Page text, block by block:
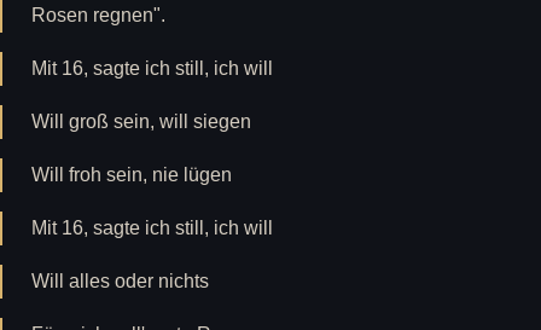
Rosen regnen".
Mit 16, sagte ich still, ich will
Will groß sein, will siegen
Will froh sein, nie lügen
Mit 16, sagte ich still, ich will
Will alles oder nichts